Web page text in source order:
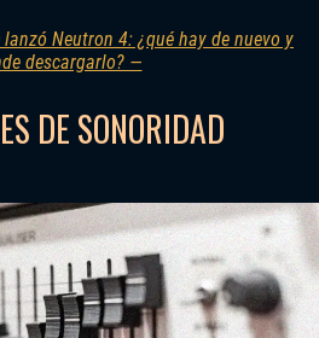
Neutron 4: ¿qué hay de nuevo y
descargarlo? —
DE SONORIDAD